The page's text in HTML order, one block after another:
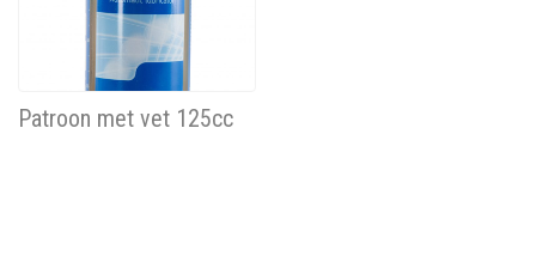
Patroon met vet 125cc